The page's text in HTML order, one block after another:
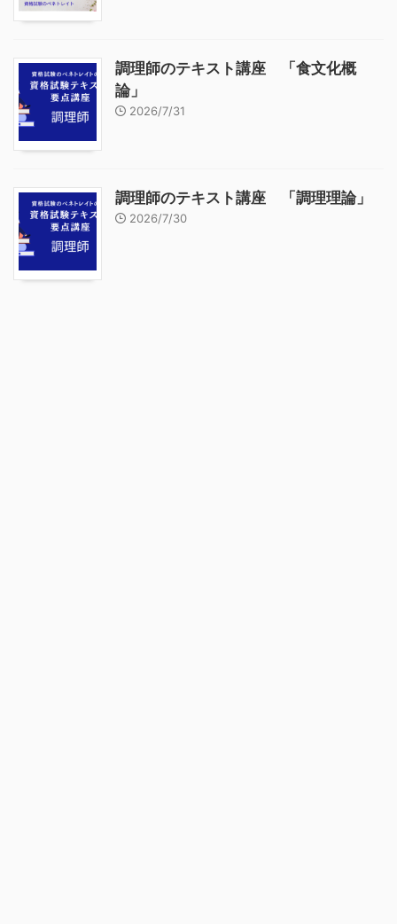
調理師のテキスト講座 「食文化概
論」
2026/7/31
調理師のテキスト講座 「調理理論」
2026/7/30